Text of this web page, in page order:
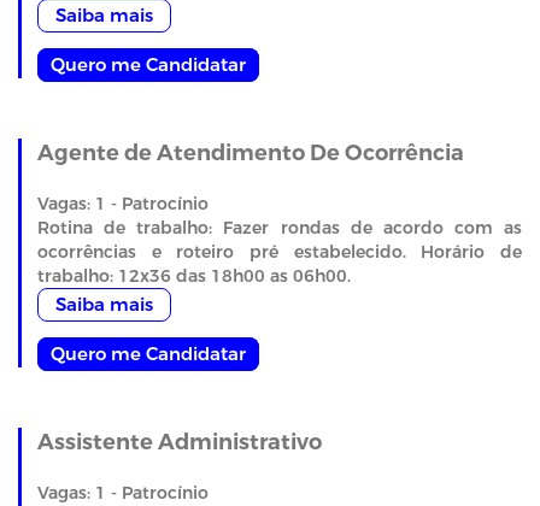
Saiba mais
Quero me Candidatar
Agente de Atendimento De Ocorrência
Vagas: 1 - Patrocínio
Rotina de trabalho: Fazer rondas de acordo com as
ocorrências e roteiro pré estabelecido. Horário de
trabalho: 12x36 das 18h00 as 06h00.
Saiba mais
Quero me Candidatar
Assistente Administrativo
Vagas: 1 - Patrocínio